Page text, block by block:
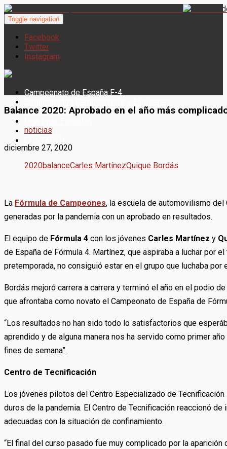
Toggle navigation
Facebook
Twitter
Instagram
Campeonato de España F-4
Woman Series
Noticias
Balance 2020: Aprobado en el año más
noticias
diciembre 27, 2020
2020balanceCarles MartínezQuique Bordás
La Fórmula de Campeones, la escuela de automovilismo
generadas por la pandemia con un aprobado en resultados.
El equipo de Fórmula 4 con los jóvenes Carles Martínez y
de España de Fórmula 4. Martínez, que aspiraba a luchar por
pretemporada, no consiguió estar en el grupo que luchaba por
Bordás mejoró carrera a carrera y terminó el año en el podio
que afrontaba como novato el Campeonato de España de
“Los resultados no han sido todo lo satisfactorios que
aprendido y de alguna manera nos ha servido como primer
fines de semana”.
Centro de Tecnificación
Los jóvenes pilotos del Centro Especializado de
duros de la pandemia. El Centro de Tecnificación reaccionó
adecuadas con la situación de confinamiento.
“El final del curso pasado fue muy complicado por la aparición